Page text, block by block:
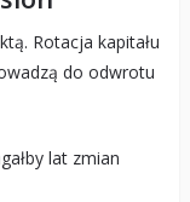
Rotacja kapitału
do odwrotu
lat zmian